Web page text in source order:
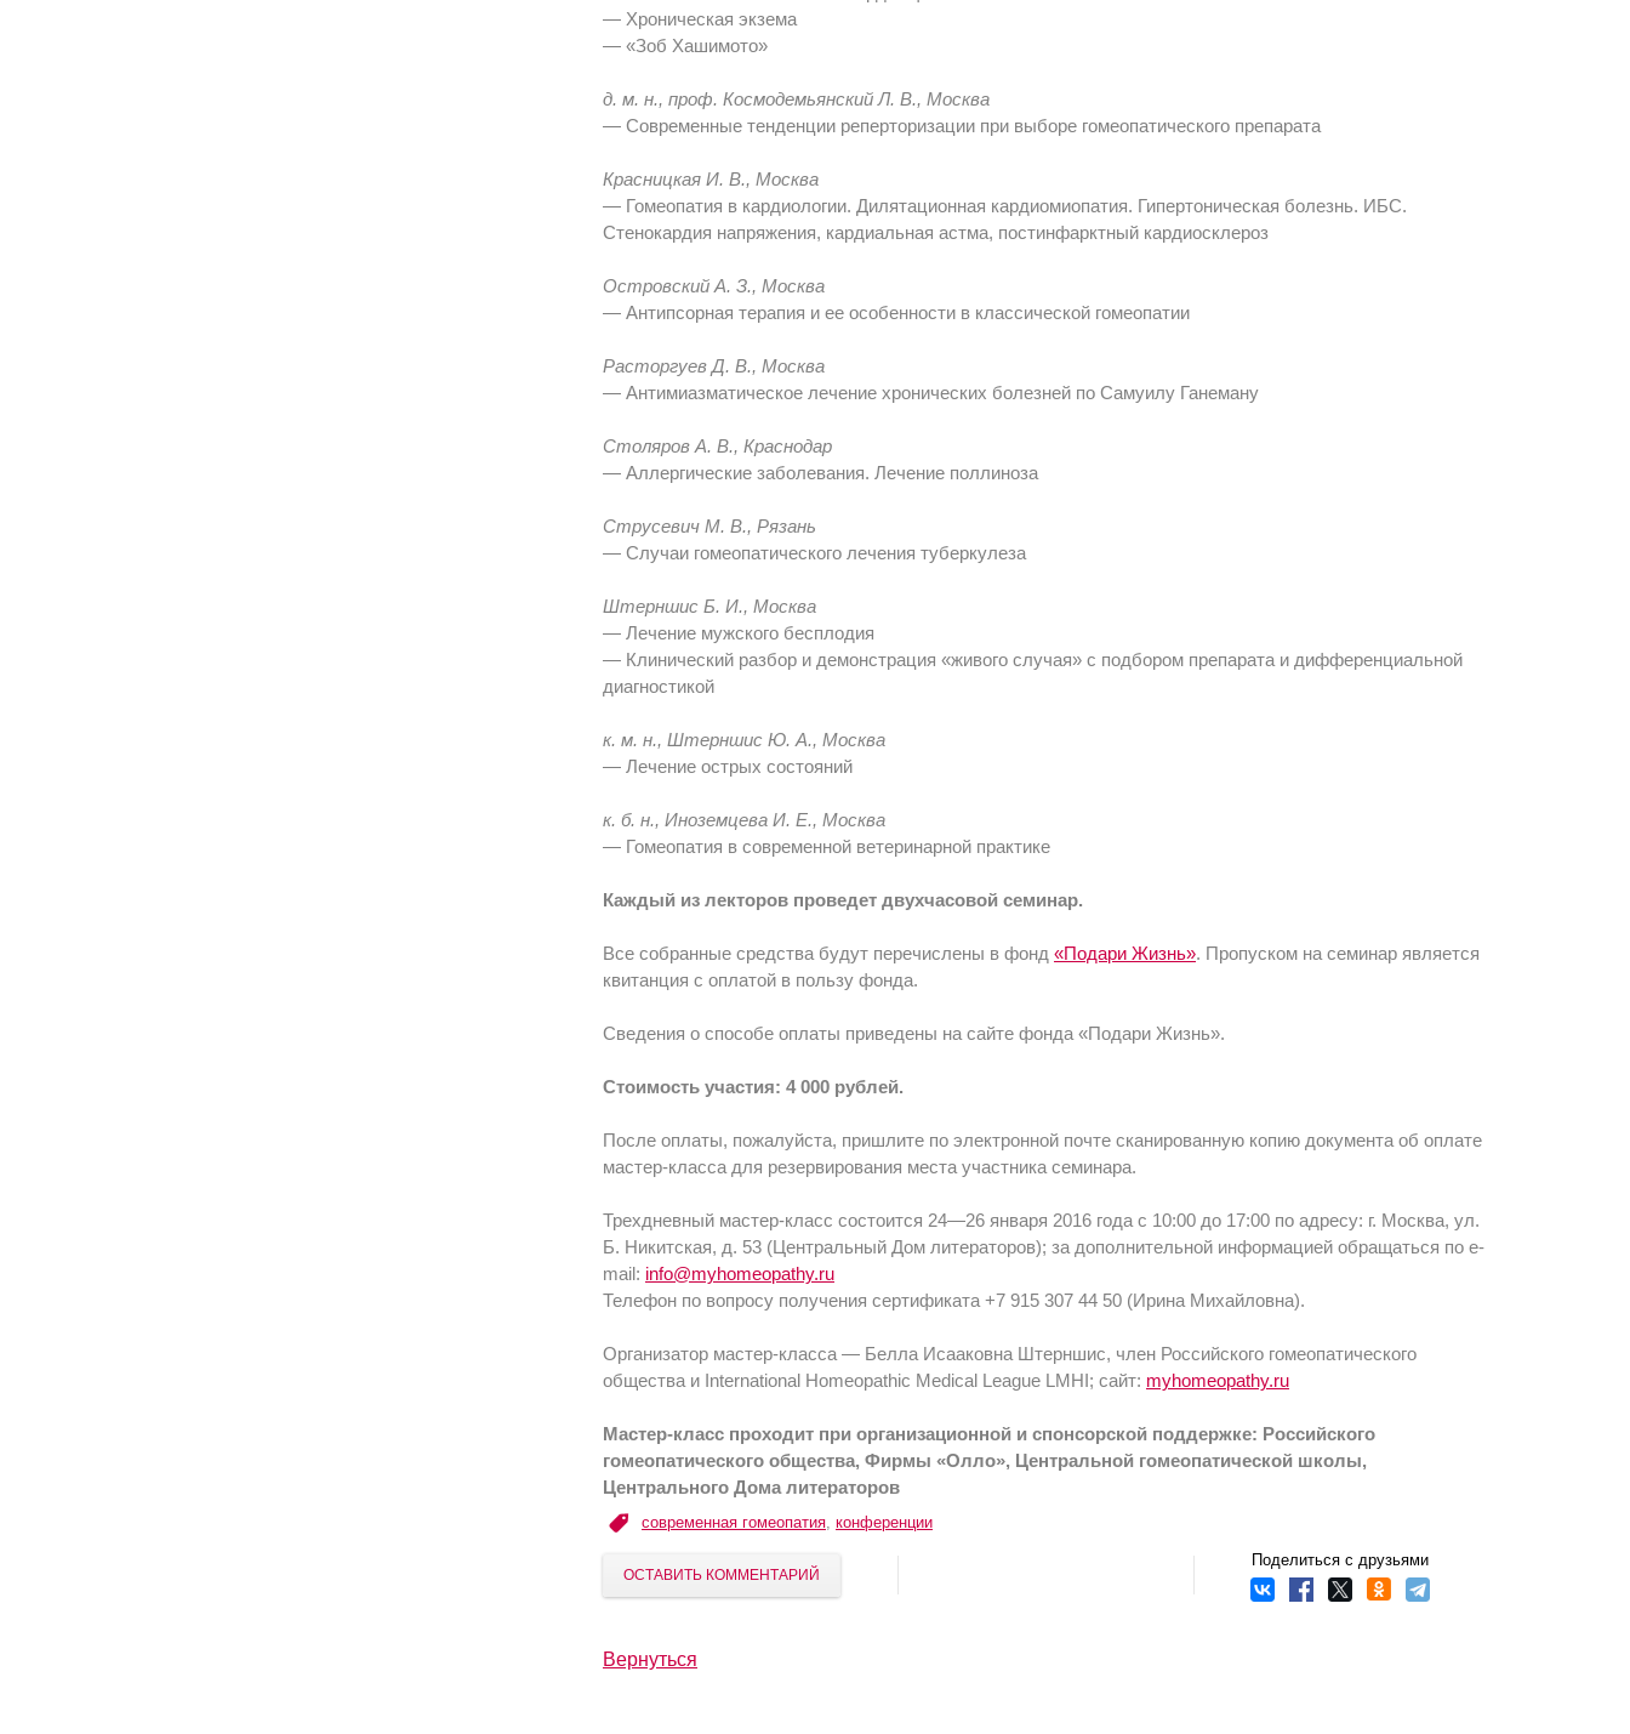
— Хроническая экзема
— «Зоб Хашимото»
д. м. н., проф. Космодемьянский Л. В., Москва
— Современные тенденции реперторизации при выборе гомеопатического препарата
Красницкая И. В., Москва
— Гомеопатия в кардиологии. Дилятационная кардиомиопатия. Гипертоническая болезнь. ИБС.
Стенокардия напряжения, кардиальная астма, постинфарктный кардиосклероз
Островский А. З., Москва
— Антипсорная терапия и ее особенности в классической гомеопатии
Расторгуев Д. В., Москва
— Антимиазматическое лечение хронических болезней по Самуилу Ганеману
Столяров А. В., Краснодар
— Аллергические заболевания. Лечение поллиноза
Струсевич М. В., Рязань
— Случаи гомеопатического лечения туберкулеза
Штерншис Б. И., Москва
— Лечение мужского бесплодия
— Клинический разбор и демонстрация «живого случая» с подбором препарата и дифференциальной
диагностикой
к. м. н., Штерншис Ю. А., Москва
— Лечение острых состояний
к. б. н., Иноземцева И. Е., Москва
— Гомеопатия в современной ветеринарной практике
Каждый из лекторов проведет двухчасовой семинар.
Все собранные средства будут перечислены в фонд «Подари Жизнь». Пропуском на семинар является
квитанция с оплатой в пользу фонда.
Сведения о способе оплаты приведены на сайте фонда «Подари Жизнь».
Стоимость участия: 4 000 рублей.
После оплаты, пожалуйста, пришлите по электронной почте сканированную копию документа об оплате
мастер-класса для резервирования места участника семинара.
Трехдневный мастер-класс состоится 24—26 января 2016 года с 10:00 до 17:00 по адресу: г. Москва, ул.
Б. Никитская, д. 53 (Центральный Дом литераторов); за дополнительной информацией обращаться по e-
mail: info@myhomeopathy.ru
Телефон по вопросу получения сертификата +7 915 307 44 50 (Ирина Михайловна).
Организатор мастер-класса — Белла Исааковна Штерншис, член Российского гомеопатического
общества и International Homeopathic Medical League LMHI; сайт: myhomeopathy.ru
Мастер-класс проходит при организационной и спонсорской поддержке: Российского
гомеопатического общества, Фирмы «Олло», Центральной гомеопатической школы,
Центрального Дома литераторов
современная гомеопатия, конференции
ОСТАВИТЬ КОММЕНТАРИЙ
Поделиться с друзьями
Вернуться